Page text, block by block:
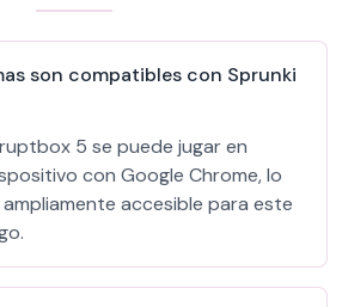
son compatibles con Sprunki
5 se puede jugar en
con Google Chrome, lo
accesible para este